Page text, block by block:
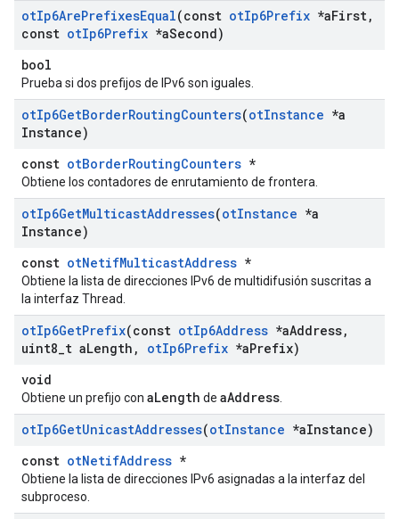
otIp6ArePrefixesEqual(const otIp6Prefix *aFirst,
const otIp6Prefix *aSecond)
bool
Prueba si dos prefijos de IPv6 son iguales.
otIp6GetBorderRoutingCounters(otInstance *a
Instance)
const otBorderRoutingCounters *
Obtiene los contadores de enrutamiento de frontera.
otIp6GetMulticastAddresses(otInstance *a
Instance)
const otNetifMulticastAddress *
Obtiene la lista de direcciones IPv6 de multidifusión suscritas a
la interfaz Thread.
otIp6GetPrefix(const otIp6Address *aAddress,
uint8 t aLength , otIp6Prefix *aPrefix)
void
Obtiene un prefijo con aLength de aAddress
otIp6GetUnicastAddresses(otInstance *aInstance)
const otNetifAddress *
Obtiene la lista de direcciones IPv6 asignadas a la interfaz del
subproceso.